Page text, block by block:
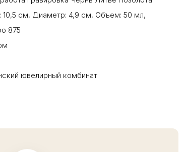
10,5 см, Диаметр: 4,9 см, Объем: 50 мл,
875
ювелирный комбинат